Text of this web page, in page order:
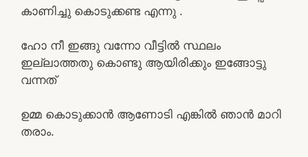
കാണിച്ചു കൊടുക്കണ്ട എന്നു .
ഹോ നീ ഇങ്ങു വന്നോ വീട്ടിൽ സ്ഥലം
ഇല്ലാത്തതു കൊണ്ടു ആയിരിക്കും ഇങ്ങോട്ടു
വന്നത്
ഉമ്മ കൊടുക്കാൻ ആണോടി എങ്കിൽ ഞാൻ മാറി
തരാം.